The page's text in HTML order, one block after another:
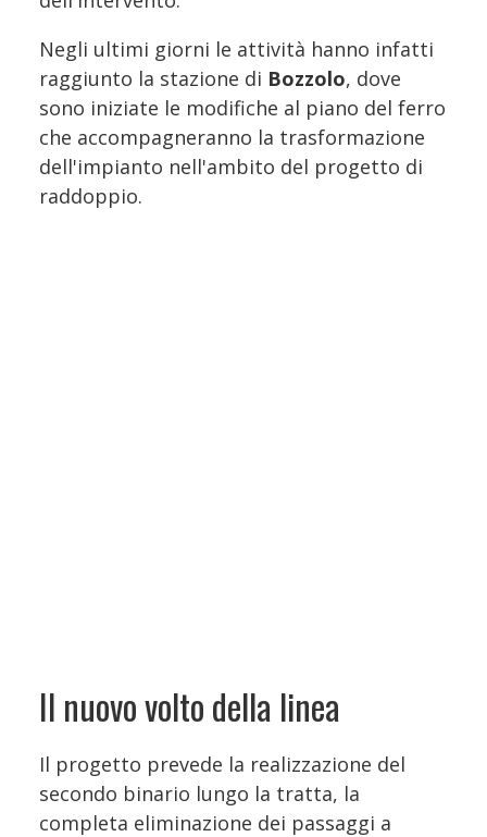
Negli ultimi giorni le attività hanno infatti
raggiunto la stazione di Bozzolo, dove
sono iniziate le modifiche al piano del ferro
che accompagneranno la trasformazione
dell'impianto nell'ambito del progetto di
raddoppio.
Il nuovo volto della linea
Il progetto prevede la realizzazione del
secondo binario lungo la tratta, la
completa eliminazione dei passaggi a